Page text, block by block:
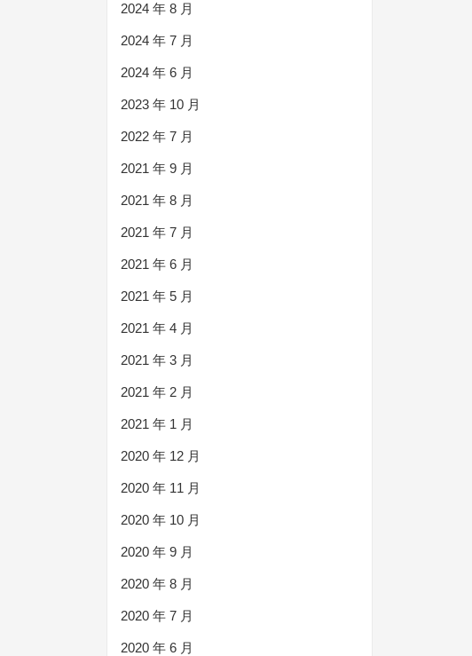
2024 年 8 月
2024 年 7 月
2024 年 6 月
2023 年 10 月
2022 年 7 月
2021 年 9 月
2021 年 8 月
2021 年 7 月
2021 年 6 月
2021 年 5 月
2021 年 4 月
2021 年 3 月
2021 年 2 月
2021 年 1 月
2020 年 12 月
2020 年 11 月
2020 年 10 月
2020 年 9 月
2020 年 8 月
2020 年 7 月
2020 年 6 月